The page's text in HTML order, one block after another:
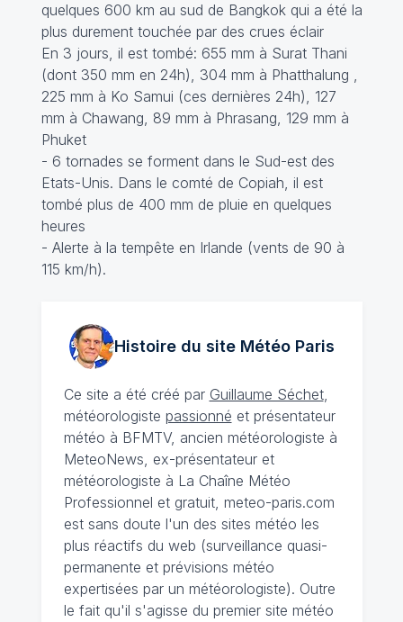
quelques 600 km au sud de Bangkok qui a été la
plus durement touchée par des crues éclair
En 3 jours, il est tombé: 655 mm à Surat Thani
(dont 350 mm en 24h), 304 mm à Phatthalung ,
225 mm à Ko Samui (ces dernières 24h), 127
mm à Chawang, 89 mm à Phrasang, 129 mm à
Phuket
- 6 tornades se forment dans le Sud-est des
Etats-Unis. Dans le comté de Copiah, il est
tombé plus de 400 mm de pluie en quelques
heures
- Alerte à la tempête en Irlande (vents de 90 à
115 km/h).
Histoire du site MétéoParis
Ce site a été créé par Guillaume Séchet,
météorologiste passionné et présentateur
météo à BFMTV, ancien météorologiste à
MeteoNews, ex-présentateur et
météorologiste à La Chaîne Météo
Professionnel et gratuit, meteo-paris.com
est sans doute l'un des sites météo les
plus réactifs du web (surveillance quasi-
permanente et prévisions météo
expertisées par un météorologiste). Outre
le fait qu'il s'agisse du premier site météo